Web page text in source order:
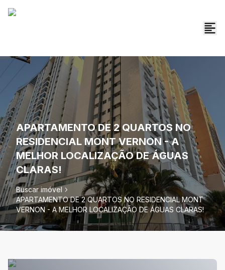
APARTAMENTO DE 2 QUARTOS NO
RESIDENCIAL MONT VERNON - A
MELHOR LOCALIZAÇÃO DE ÁGUAS
CLARAS!
Buscar imóvel
APARTAMENTO DE 2 QUARTOS NO RESIDENCIAL MONT
VERNON - A MELHOR LOCALIZAÇÃO DE ÁGUAS CLARAS!